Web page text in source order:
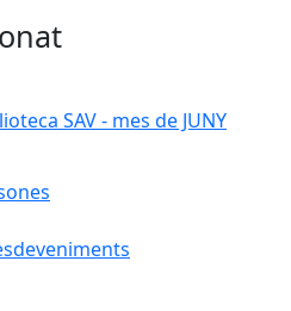
SAV - mes de JUNY